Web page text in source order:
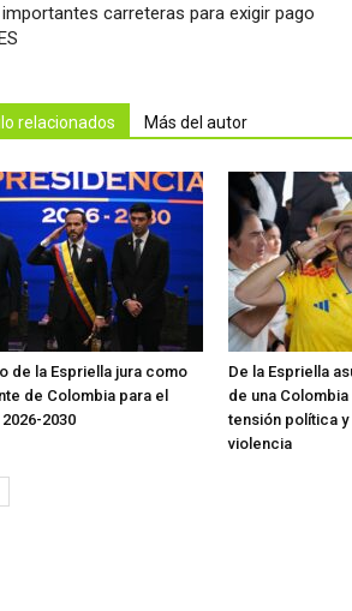
carreteras para exigir pago
relacionados Más del autor
de la Espriella jura como
de Colombia para el
2030
De la Espriella
de una
tensión política
violencia